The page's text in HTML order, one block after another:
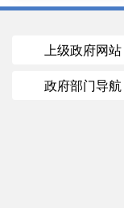
上级政府网站
政府部门导航